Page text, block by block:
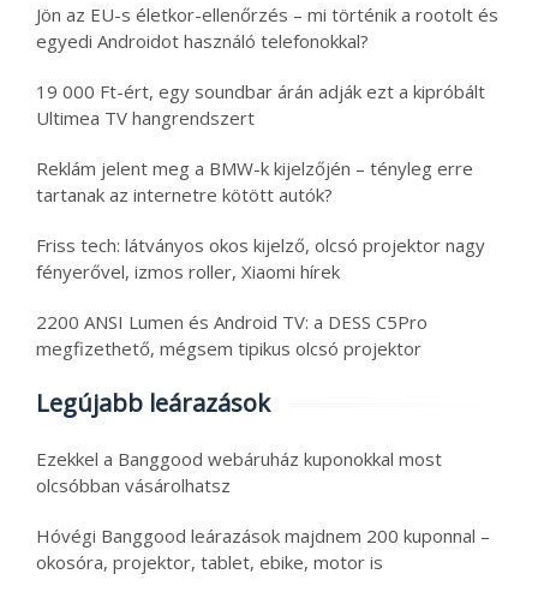
Jön az EU-s életkor-ellenőrzés – mi történik a rootolt és
egyedi Androidot használó telefonokkal?
19 000 Ft-ért, egy soundbar árán adják ezt a kipróbált
Ultimea TV hangrendszert
Reklám jelent meg a BMW-k kijelzőjén – tényleg erre
tartanak az internetre kötött autók?
Friss tech: látványos okos kijelző, olcsó projektor nagy
fényerővel, izmos roller, Xiaomi hírek
2200 ANSI Lumen és Android TV: a DESS C5Pro
megfizethető, mégsem tipikus olcsó projektor
Legújabb leárazások
Ezekkel a Banggood webáruház kuponokkal most
olcsóbban vásárolhatsz
Hóvégi Banggood leárazások majdnem 200 kuponnal –
okosóra, projektor, tablet, ebike, motor is